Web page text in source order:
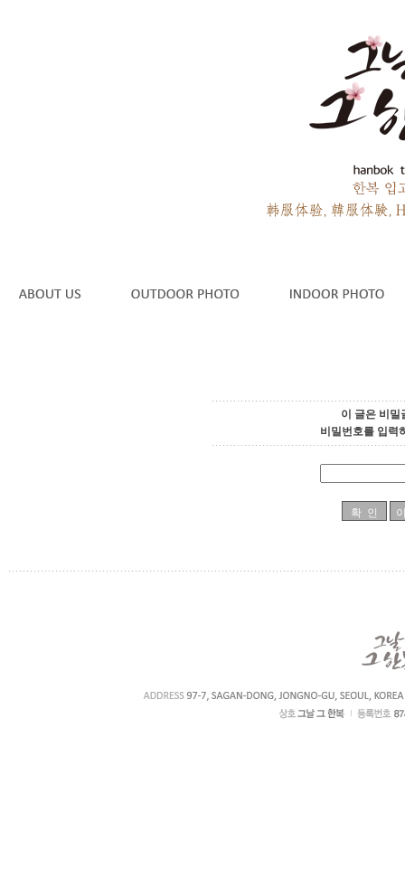
이 글은 비밀
비밀번호를 입력